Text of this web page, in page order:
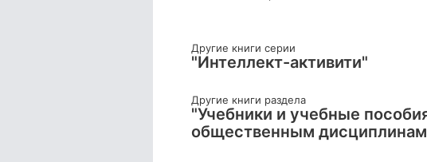
Другие книги серии
"Интеллект-активити"
Другие книги раздела
"Учебники и учебные
общественным